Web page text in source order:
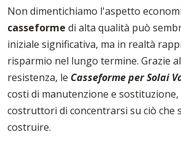
Non dimentichiamo l'aspetto
casseforme di alta qualità può
iniziale significativa, ma in realtà
risparmio nel lungo termine. Grazie
resistenza, le Casseforme per Solai
costi di manutenzione e
costruttori di concentrarsi su ciò che
costruire.